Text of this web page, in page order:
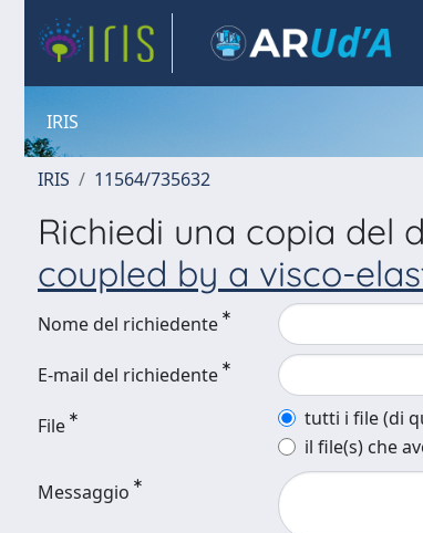
IRIS
IRIS 11564/735632
Richiedi una copia del
coupled by a visco-
Nome del richiedente
E-mail del richiedente
File
tutti i file (di
il file(s) che
Messaggio